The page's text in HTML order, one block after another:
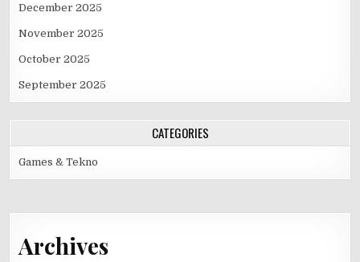
December 2025
November 2025
October 2025
September 2025
CATEGORIES
Games & Tekno
Archives